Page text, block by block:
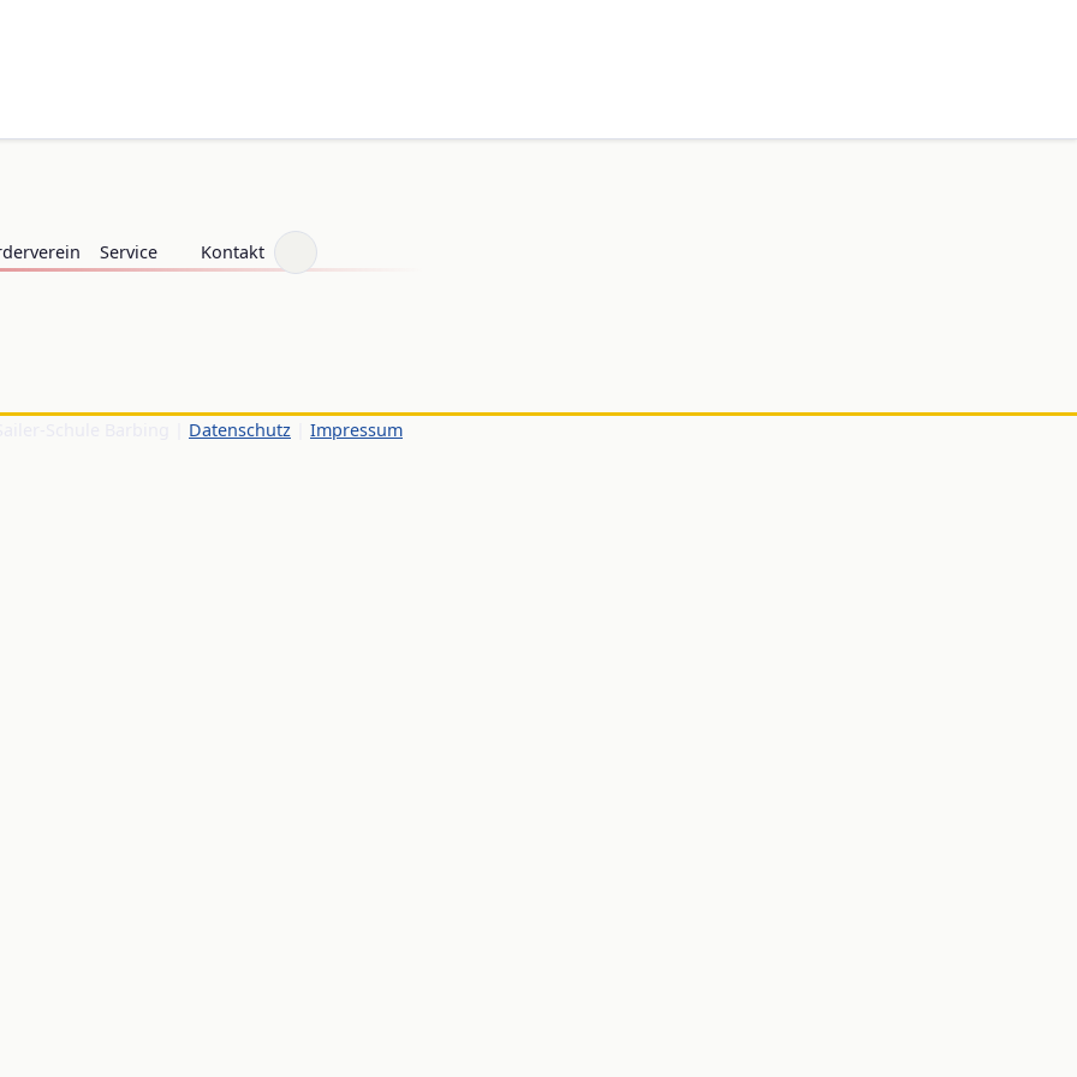
Service Kontakt
Datenschutz Impressum